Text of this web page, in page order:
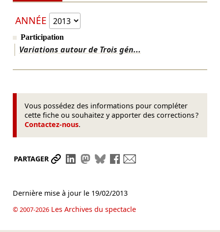
ANNÉE
Participation
Variations autour de Trois gén...
Vous possédez des informations pour compléter
cette fiche ou souhaitez y apporter des corrections ?
Contactez-nous.
PARTAGER Partager le lien
Partager sur LinkedIn
Partager sur Mastodon
Partager sur Bluesky
Partager sur Facebook
Dernière mise à jour le 19/02/2013
© 2007-2026Les Archives du spectacle